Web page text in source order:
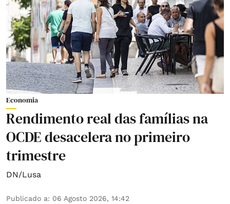
Economia
Rendimento real das famílias na
OCDE desacelera no primeiro
trimestre
DN/Lusa
Publicado a: 06 Agosto 2026, 14:42